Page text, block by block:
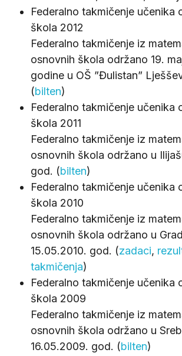
Federalno takmičenje učenika
škola 2012
Federalno takmičenje iz
osnovnih škola održano 19.
godine u OŠ ”Đulistan”
(bilten)
Federalno takmičenje učenika
škola 2011
Federalno takmičenje iz
osnovnih škola održano u
god. (bilten)
Federalno takmičenje učenika
škola 2010
Federalno takmičenje iz
osnovnih škola održano u
15.05.2010. god. (zadaci,
takmičenja)
Federalno takmičenje učenika
škola 2009
Federalno takmičenje iz
osnovnih škola održano u
16.05.2009. god. (bilten)